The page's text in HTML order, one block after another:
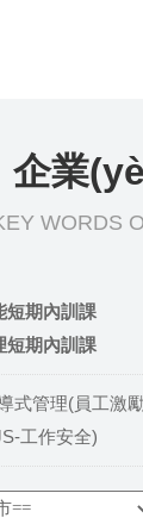
企業
WORDS
短期內訓課
短期內訓課
式管理(員工激
工作安全)